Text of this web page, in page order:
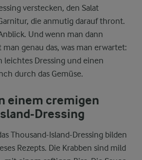
verstecken, den Salat
die anmutig darauf thront.
Und wenn man dann
genau das, was man erwartet:
leichtes Dressing und einen
durch das Gemüse.
einem cremigen
Dressing
Thousand-Island-Dressing bilden
Rezepts. Die Krabben sind mild